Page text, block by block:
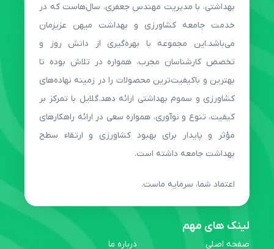
لینک های مهم
صفحه اصلی درباره ما
بهداشتی، با مدیریت مهندس جعفری، سال‌هاست که در
خدمت جامعه کشاورزی و بهداشت میهن عزیزمان
می‌باشد.این مجموعه با بهره‌گیری از دانش روز و
تخصص کارشناسان مجرب، همواره در تلاش بوده تا
بهترین و باکیفیت‌ترین محصولات را در زمینه نهاده‌های
کشاورزی و سموم بهداشتی ارائه دهد.گلایل با تمرکز بر
کیفیت، تنوع و نوآوری، همواره سعی در ارائه راهکارهای
مؤثر و پایدار برای بهبود کشاورزی و ارتقاء سطح
بهداشت جامعه داشته است.
اعتماد شما، سرمایه ماست.